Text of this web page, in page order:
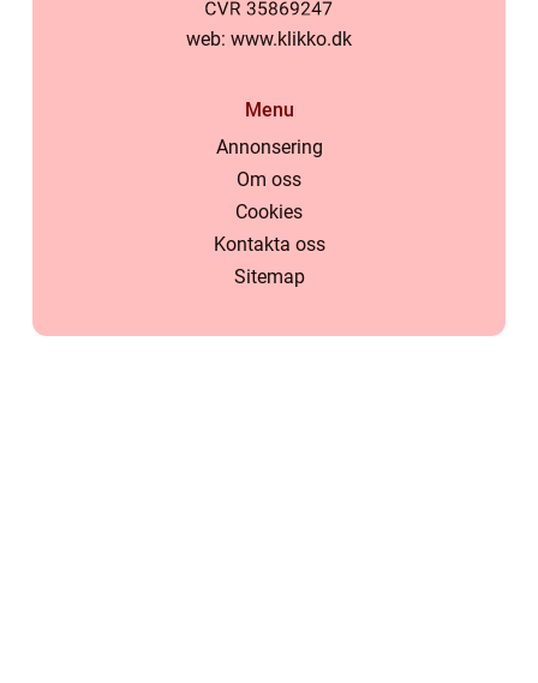
web: www.klikko.dk
Menu
Annonsering
Om oss
Cookies
Kontakta oss
Sitemap